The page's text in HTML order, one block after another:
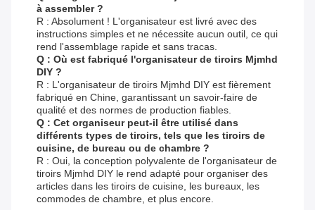
à assembler ?
R : Absolument ! L'organisateur est livré avec des
instructions simples et ne nécessite aucun outil, ce qui
rend l'assemblage rapide et sans tracas.
Q : Où est fabriqué l'organisateur de tiroirs Mjmhd
DIY ?
R : L'organisateur de tiroirs Mjmhd DIY est fièrement
fabriqué en Chine, garantissant un savoir-faire de
qualité et des normes de production fiables.
Q : Cet organiseur peut-il être utilisé dans
différents types de tiroirs, tels que les tiroirs de
cuisine, de bureau ou de chambre ?
R : Oui, la conception polyvalente de l'organisateur de
tiroirs Mjmhd DIY le rend adapté pour organiser des
articles dans les tiroirs de cuisine, les bureaux, les
commodes de chambre, et plus encore.